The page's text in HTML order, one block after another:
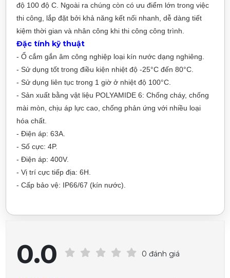
độ 100 độ C. Ngoài ra chúng còn có ưu điểm lớn trong việc
thi công, lắp đặt bởi khả năng kết nối nhanh, dễ dàng tiết
kiệm thời gian và nhân công khi thi công công trình.
Đặc tính kỹ thuật
- Ổ cắm gắn âm công nghiệp loại kín nước dạng nghiêng.
- Sử dụng tốt trong điều kiện nhiệt độ -25°C đến 80°C.
- Sử dụng liên tục trong 1 giờ ở nhiệt độ 100°C.
- Sản xuất bằng vật liệu POLYAMIDE 6: Chống cháy, chống
mài mòn, chịu áp lực cao, chống phản ứng với nhiều loại
hóa chất.
- Điện áp: 63A.
- Số cực: 4P.
- Điện áp: 400V.
- Vị trí cực tiếp địa: 6H.
- Cấp bảo vệ: IP66/67 (kín nước).
0.0 0 đánh giá